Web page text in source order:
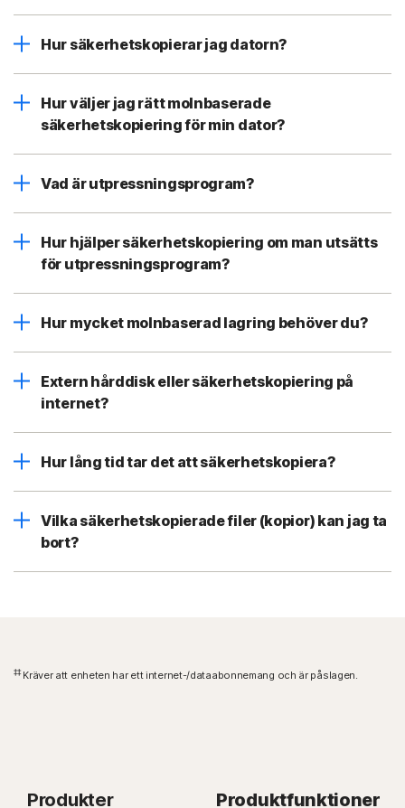
Hur säkerhetskopierar jag datorn?
Hur väljer jag rätt molnbaserade
säkerhetskopiering för min dator?
Vad är utpressningsprogram?
Hur hjälper säkerhetskopiering om man utsätts
för utpressningsprogram?
Hur mycket molnbaserad lagring behöver du?
Extern hårddisk eller säkerhetskopiering på
internet?
Hur lång tid tar det att säkerhetskopiera?
Vilka säkerhetskopierade filer (kopior) kan jag ta
bort?
‡‡Kräver att enheten har ett internet-/dataabonnemang och är påslagen.
Produkter Produktfunktioner